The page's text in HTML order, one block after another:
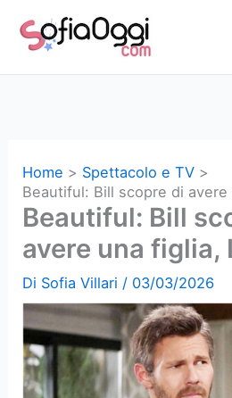
Home
Spettacolo e TV
Beautiful: Bill scopre di avere
Beautiful: Bill
avere una figlia,
Di Sofia Villari / 03/03/2026